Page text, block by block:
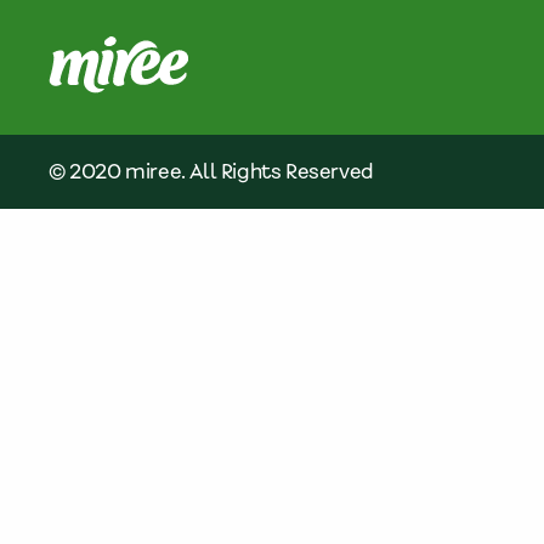
© 2020 miree. All Rights Reserved